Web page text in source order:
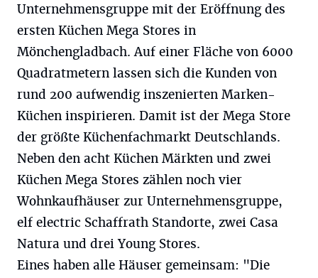
Unternehmensgruppe mit der Eröffnung des
ersten Küchen Mega Stores in
Mönchengladbach. Auf einer Fläche von 6000
Quadratmetern lassen sich die Kunden von
rund 200 aufwendig inszenierten Marken-
Küchen inspirieren. Damit ist der Mega Store
der größte Küchenfachmarkt Deutschlands.
Neben den acht Küchen Märkten und zwei
Küchen Mega Stores zählen noch vier
Wohnkaufhäuser zur Unternehmensgruppe,
elf electric Schaffrath Standorte, zwei Casa
Natura und drei Young Stores.
Eines haben alle Häuser gemeinsam: "Die